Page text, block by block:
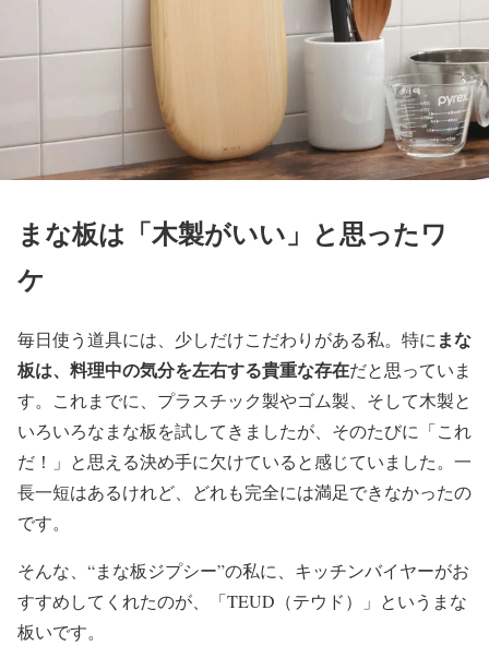
まな板は「木製がいい」と思ったワ
ケ
毎日使う道具には、少しだけこだわりがある私。特に まな
板は、料理中の気分を左右する貴重な存在だと思っていま
す。これまでに、プラスチック製やゴム製、そして木製と
いろいろなまな板を試してきましたが、そのたびに「これ
だ！」と思える決め手に欠けていると感じていました。一
長一短はあるけれど、どれも完全には満足できなかったの
です。
そんな、“まな板ジプシー”の私に、キッチンバイヤーがお
すすめしてくれたのが、「TEUD（テウド）」というまな
板いです。